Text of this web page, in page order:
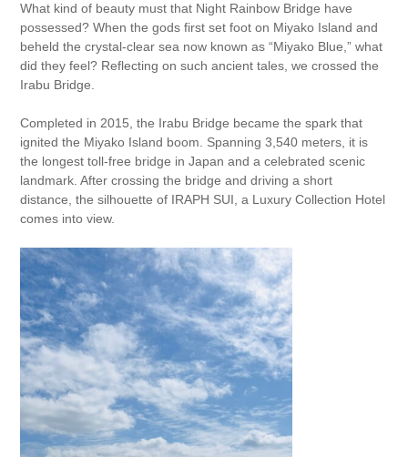
What kind of beauty must that Night Rainbow Bridge have
possessed? When the gods first set foot on Miyako Island and
beheld the crystal-clear sea now known as “Miyako Blue,” what
did they feel? Reflecting on such ancient tales, we crossed the
Irabu Bridge.
Completed in 2015, the Irabu Bridge became the spark that
ignited the Miyako Island boom. Spanning 3,540 meters, it is
the longest toll-free bridge in Japan and a celebrated scenic
landmark. After crossing the bridge and driving a short
distance, the silhouette of IRAPH SUI, a Luxury Collection Hotel
comes into view.